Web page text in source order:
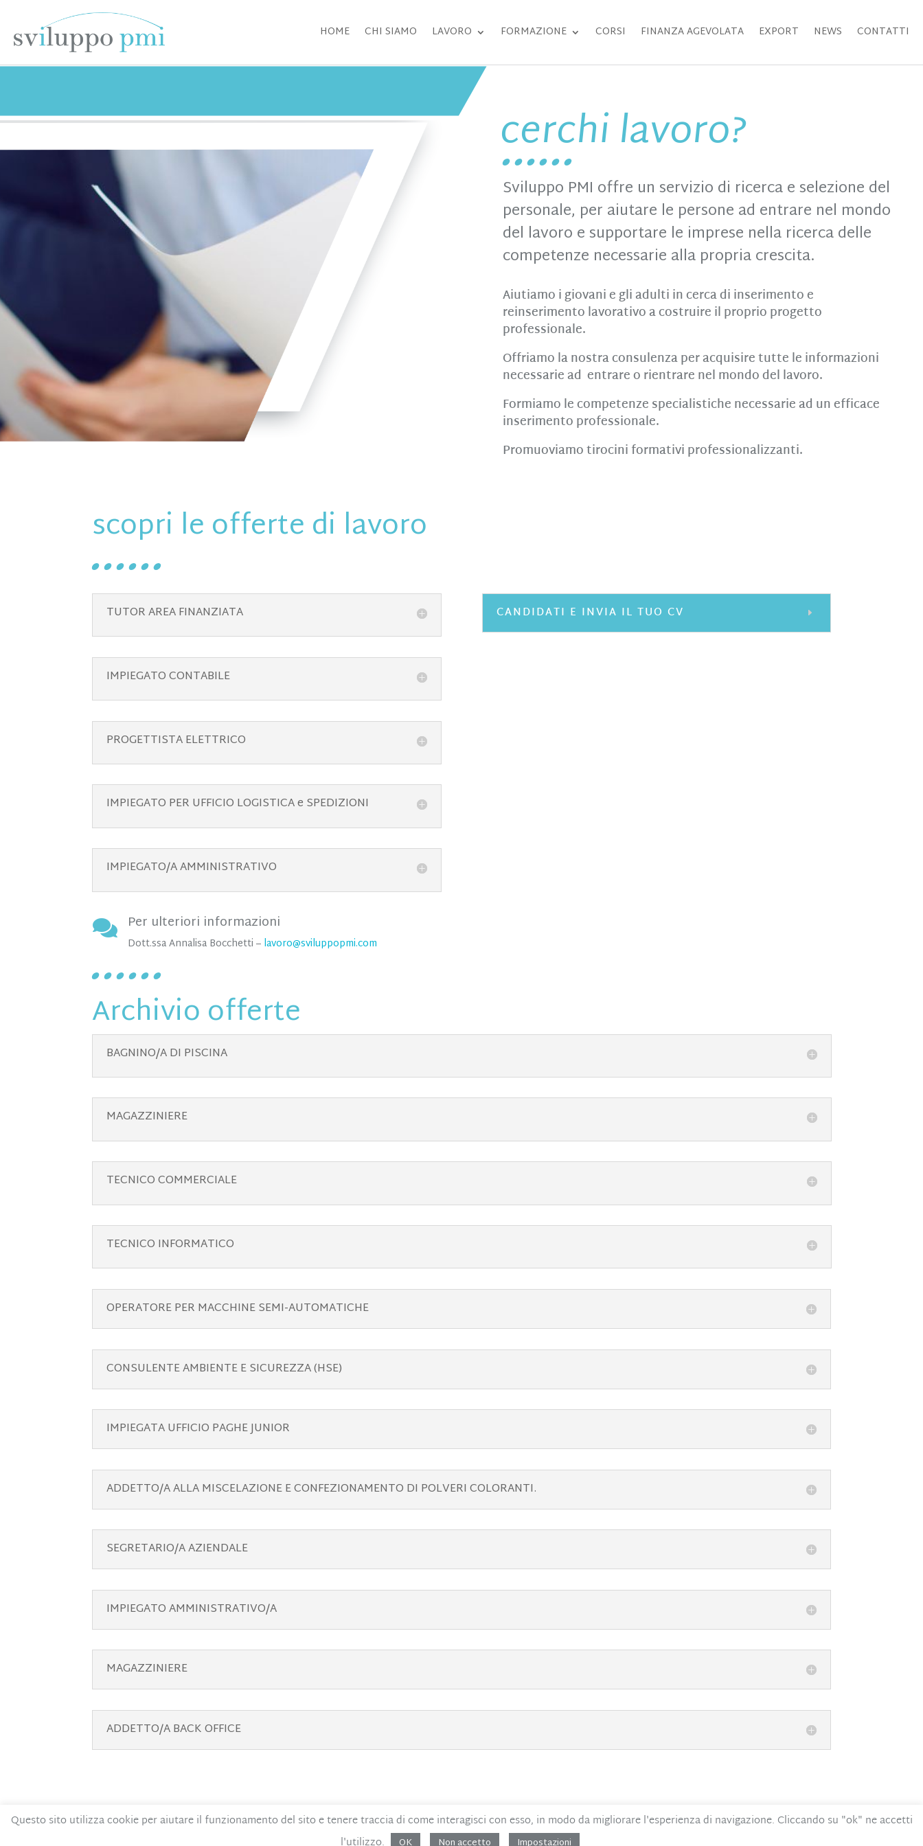
HOME CHI SIAMO LAVORO FORMAZIONE CORSI FINANZA AGEVOLATA EXPORT NEWS CONTATTI
cerchi lavoro?
Sviluppo PMI offre un servizio di ricerca e selezione del
personale, per aiutare le persone ad entrare nel mondo
del lavoro e supportare le imprese nella ricerca delle
competenze necessarie alla propria crescita.
Aiutiamo i giovani e gli adulti in cerca di inserimento e
reinserimento lavorativo a costruire il proprio progetto
professionale.
Offriamo la nostra consulenza per acquisire tutte le informazioni
necessarie ad entrare o rientrare nel mondo del lavoro.
Formiamo le competenze specialistiche necessarie ad un efficace
inserimento professionale.
Promuoviamo tirocini formativi professionalizzanti.
scopri le offerte di lavoro
TUTOR AREA FINANZIATA
IMPIEGATO CONTABILE
PROGETTISTA ELETTRICO
IMPIEGATO PER UFFICIO LOGISTICA e SPEDIZIONI
IMPIEGATO/A AMMINISTRATIVO
CANDIDATI E INVIA IL TUO CV
 Per ulteriori informazioni
Dott.ssa Annalisa Bocchetti – lavoro@sviluppopmi.com
Archivio offerte
BAGNINO/A DI PISCINA
MAGAZZINIERE
TECNICO COMMERCIALE
TECNICO INFORMATICO
OPERATORE PER MACCHINE SEMI-AUTOMATICHE
CONSULENTE AMBIENTE E SICUREZZA (HSE)
IMPIEGATA UFFICIO PAGHE JUNIOR
ADDETTO/A ALLA MISCELAZIONE E CONFEZIONAMENTO DI POLVERI COLORANTI.
SEGRETARIO/A AZIENDALE
IMPIEGATO AMMINISTRATIVO/A
MAGAZZINIERE
ADDETTO/A BACK OFFICE
Contatti Privacy Policy Codice Etico MOG – Parte generale Whistleblowing
Questo sito utilizza cookie per aiutare il funzionamento del sito e tenere traccia di come interagisci con esso, in modo da migliorare l'esperienza di navigazione. Cliccando su "ok" ne accetti